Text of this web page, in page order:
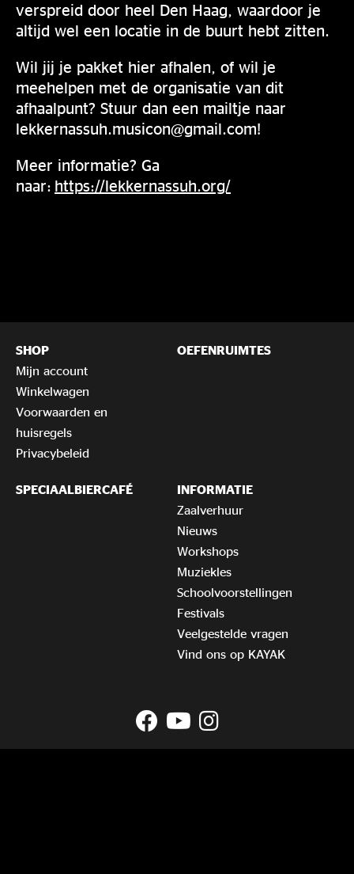
verspreid door heel Den Haag, waardoor je
altijd wel een locatie in de buurt hebt zitten.
Wil jij je pakket hier afhalen, of wil je
meehelpen met de organisatie van dit
afhaalpunt? Stuur dan een mailtje naar
lekkernassuh.musicon@gmail.com!
Meer informatie? Ga
naar: https://lekkernassuh.org/
SHOP
Mijn account
Winkelwagen
Voorwaarden en
huisregels
Privacybeleid
OEFENRUIMTES
SPECIAALBIERCAFÉ
INFORMATIE
Zaalverhuur
Nieuws
Workshops
Muziekles
Schoolvoorstellingen
Festivals
Veelgestelde vragen
Vind ons op KAYAK